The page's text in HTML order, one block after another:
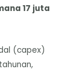
17 juta
(capex)